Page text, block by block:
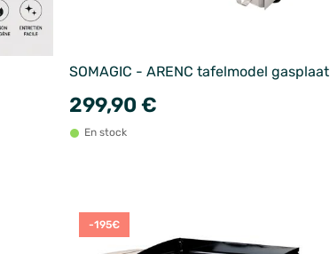
SOMAGIC - ARENC tafelmodel gasplaat
299,90 €
En stock
-195€